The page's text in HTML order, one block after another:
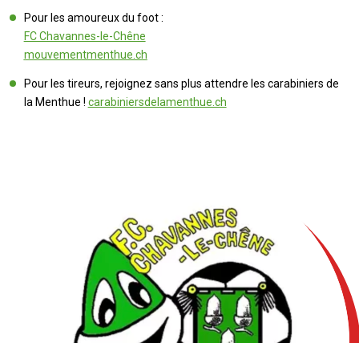
Pour les amoureux du foot :
FC Chavannes-le-Chêne
mouvementmenthue.ch
Pour les tireurs, rejoignez sans plus attendre les carabiniers de
la Menthue ! carabiniersdelamenthue.ch